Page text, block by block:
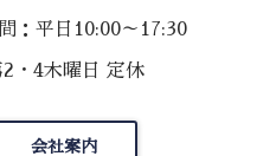
：平日10:00～17:30
2・4木曜日 定休
会社案内